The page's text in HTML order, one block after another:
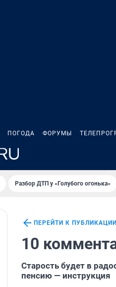
ПОГОДА ФОРУМЫ
Разбор ДТП у «Голубого огонька»
ПЕРЕЙТИ К ПУБЛИКАЦИИ
10
Старость будет в
пенсию — инструкция